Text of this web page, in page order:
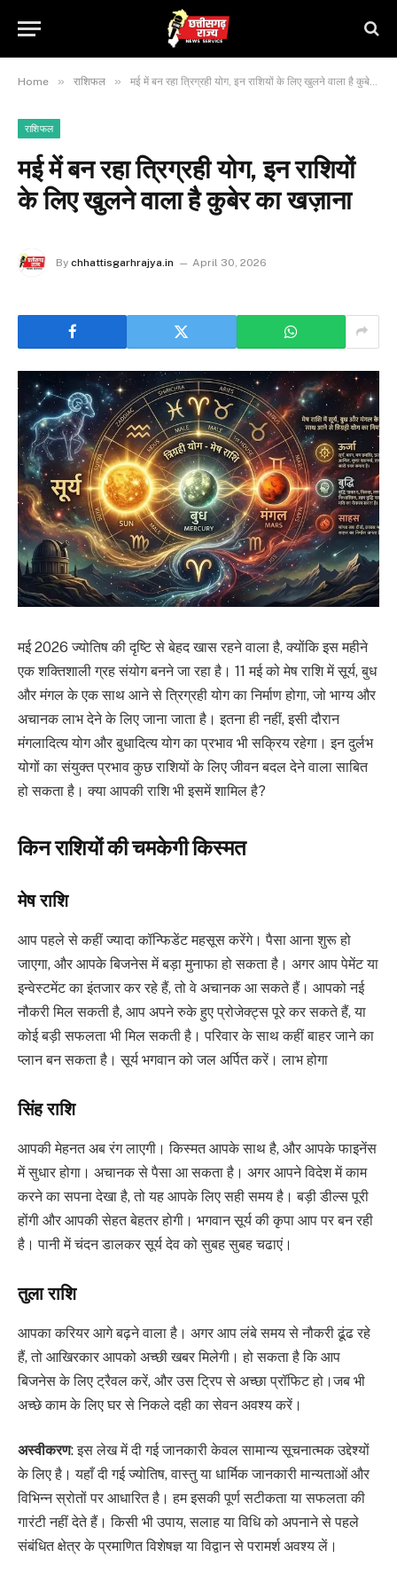
Home » राशिफल » मई में बन रहा त्रिग्रही योग, इन राशियों के लिए खुलने वाला है कुबेर का खज़ाना
राशिफल
मई में बन रहा त्रिग्रही योग, इन राशियों
के लिए खुलने वाला है कुबेर का खज़ाना
By chhattisgarhrajya.in April 30, 2026
मई 2026 ज्योतिष की दृष्टि से बेहद खास रहने वाला है, क्योंकि इस महीने
एक शक्तिशाली ग्रह संयोग बनने जा रहा है। 11 मई को मेष राशि में सूर्य, बुध
और मंगल के एक साथ आने से त्रिग्रही योग का निर्माण होगा, जो भाग्य और
अचानक लाभ देने के लिए जाना जाता है। इतना ही नहीं, इसी दौरान
मंगलादित्य योग और बुधादित्य योग का प्रभाव भी सक्रिय रहेगा। इन दुर्लभ
योगों का संयुक्त प्रभाव कुछ राशियों के लिए जीवन बदल देने वाला साबित
हो सकता है। क्या आपकी राशि भी इसमें शामिल है?
किन राशियों की चमकेगी किस्मत
मेष राशि
आप पहले से कहीं ज्यादा कॉन्फिडेंट महसूस करेंगे। पैसा आना शुरू हो
जाएगा, और आपके बिजनेस में बड़ा मुनाफा हो सकता है। अगर आप पेमेंट या
इन्वेस्टमेंट का इंतजार कर रहे हैं, तो वे अचानक आ सकते हैं। आपको नई
नौकरी मिल सकती है, आप अपने रुके हुए प्रोजेक्ट्स पूरे कर सकते हैं, या
कोई बड़ी सफलता भी मिल सकती है। परिवार के साथ कहीं बाहर जाने का
प्लान बन सकता है। सूर्य भगवान को जल अर्पित करें। लाभ होगा
सिंह राशि
आपकी मेहनत अब रंग लाएगी। किस्मत आपके साथ है, और आपके फाइनेंस
में सुधार होगा। अचानक से पैसा आ सकता है। अगर आपने विदेश में काम
करने का सपना देखा है, तो यह आपके लिए सही समय है। बड़ी डील्स पूरी
होंगी और आपकी सेहत बेहतर होगी। भगवान सूर्य की कृपा आप पर बन रही
है। पानी में चंदन डालकर सूर्य देव को सुबह सुबह चढाएं।
तुला राशि
आपका करियर आगे बढ़ने वाला है। अगर आप लंबे समय से नौकरी ढूंढ रहे
हैं, तो आखिरकार आपको अच्छी खबर मिलेगी। हो सकता है कि आप
बिजनेस के लिए ट्रैवल करें, और उस ट्रिप से अच्छा प्रॉफिट हो।जब भी
अच्छे काम के लिए घर से निकले दही का सेवन अवश्य करें।
अस्वीकरण: इस लेख में दी गई जानकारी केवल सामान्य सूचनात्मक उद्देश्यों
के लिए है। यहाँ दी गई ज्योतिष, वास्तु या धार्मिक जानकारी मान्यताओं और
विभिन्न स्रोतों पर आधारित है। हम इसकी पूर्ण सटीकता या सफलता की
गारंटी नहीं देते हैं। किसी भी उपाय, सलाह या विधि को अपनाने से पहले
संबंधित क्षेत्र के प्रमाणित विशेषज्ञ या विद्वान से परामर्श अवश्य लें।